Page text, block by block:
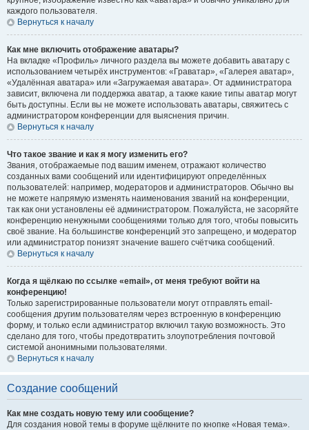
каждого пользователя.
Вернуться к началу
Как мне включить отображение аватары?
На вкладке «Профиль» личного раздела вы можете добавить аватару с
использованием четырёх инструментов: «Граватар», «Галерея аватар»,
«Удалённая аватара» или «Загружаемая аватара». От администратора
зависит, включена ли поддержка аватар, а также какие типы аватар могут
быть доступны. Если вы не можете использовать аватары, свяжитесь с
администратором конференции для выяснения причин.
Вернуться к началу
Что такое звание и как я могу изменить его?
Звания, отображаемые под вашим именем, отражают количество
созданных вами сообщений или идентифицируют определённых
пользователей: например, модераторов и администраторов. Обычно вы
не можете напрямую изменять наименования званий на конференции,
так как они установлены её администратором. Пожалуйста, не засоряйте
конференцию ненужными сообщениями только для того, чтобы повысить
своё звание. На большинстве конференций это запрещено, и модератор
или администратор понизят значение вашего счётчика сообщений.
Вернуться к началу
Когда я щёлкаю по ссылке «email», от меня требуют войти на
конференцию!
Только зарегистрированные пользователи могут отправлять email-
сообщения другим пользователям через встроенную в конференцию
форму, и только если администратор включил такую возможность. Это
сделано для того, чтобы предотвратить злоупотребления почтовой
системой анонимными пользователями.
Вернуться к началу
Создание сообщений
Как мне создать новую тему или сообщение?
Для создания новой темы в форуме щёлкните по кнопке «Новая тема».